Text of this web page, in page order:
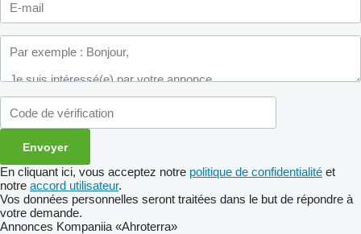
En cliquant ici, vous acceptez notre politique de confidentialité et
notre accord utilisateur.
Vos données personnelles seront traitées dans le but de répondre à
votre demande.
Annonces Kompaniia «Ahroterra»